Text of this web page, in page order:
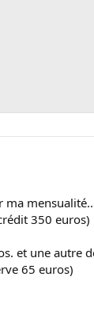
ma
350 euros)
et une autre
65 euros)